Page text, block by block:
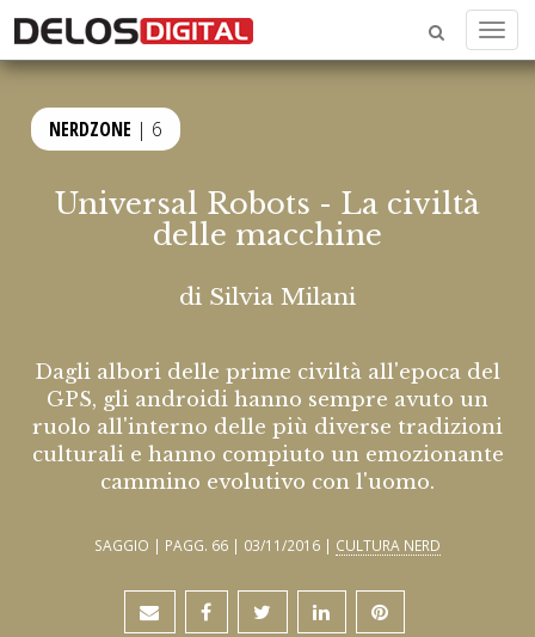
Menu
NERDZONE | 6
Universal Robots - La civiltà
delle macchine
di Silvia Milani
Dagli albori delle prime civiltà all'epoca del
GPS, gli androidi hanno sempre avuto un
ruolo all'interno delle più diverse tradizioni
culturali e hanno compiuto un emozionante
cammino evolutivo con l'uomo.
SAGGIO | PAGG. 66 | 03/11/2016 | CULTURA NERD